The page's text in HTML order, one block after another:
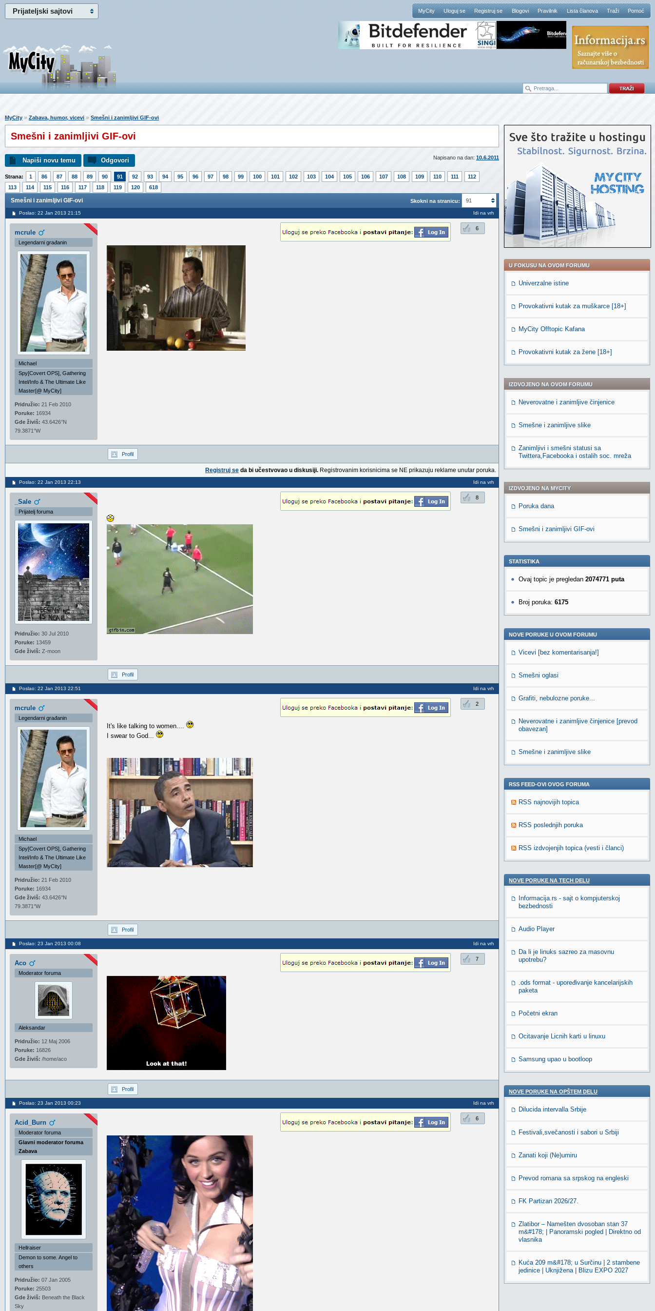
Prijateljski sajtovi MyCity Uloguj se Registruj se Blogovi Pravilnik Lista članova Traži Pomoć
MyCity » Zabava, humor, vicevi » Smešni i zanimljivi GIF-ovi
Smešni i zanimljivi GIF-ovi
Napisano na dan: 10.6.2011
Napiši novu temu Odgovori
Strana: 1 86 87 88 89 90 91 92 93 94 95 96 97 98 99 100 101 102 103 104 105 106 107 108 109 110 111
112
113
114 115 116 117 118 119 120 618
Skokni na stranicu: 91
Smešni i zanimljivi GIF-ovi
Poslao: 22 Jan 2013 21:15 Idi na vrh
mcrule
Legendarni građanin
Michael
Spy[Covert OPS], Gathering
Intel/Info & The Ultimate Like
Master[@ MyCity]
Pridružio: 21 Feb 2010
Poruke: 16934
Gde živiš: 43.6426°N
79.3871°W
6
Profil
Registruj se da bi učestvovao u diskusiji. Registrovanim korisnicima se NE prikazuju reklame unutar poruka.
Poslao: 22 Jan 2013 22:13 Idi na vrh
_Sale
Prijatelj foruma
Pridružio: 30 Jul 2010
Poruke: 13459
Gde živiš: Z-moon
8
Profil
Poslao: 22 Jan 2013 22:51 Idi na vrh
mcrule
Legendarni građanin
Michael
Spy[Covert OPS], Gathering
Intel/Info & The Ultimate Like
Master[@ MyCity]
Pridružio: 21 Feb 2010
Poruke: 16934
Gde živiš: 43.6426°N
79.3871°W
2
It's like talking to women....
I swear to God...
Profil
Poslao: 23 Jan 2013 00:08 Idi na vrh
Aco
Moderator foruma
Aleksandar
Pridružio: 12 Maj 2006
Poruke: 16826
Gde živiš: /home/aco
7
Profil
Poslao: 23 Jan 2013 00:23 Idi na vrh
Acid_Burn
Moderator foruma
Glavni moderator foruma
Zabava
Hellraiser
Demon to some. Angel to
others
Pridružio: 07 Jan 2005
Poruke: 25503
Gde živiš: Beneath the Black
Sky
6
U FOKUSU NA OVOM FORUMU
Univerzalne istine
Provokativni kutak za muškarce [18+]
MyCity Offtopic Kafana
Provokativni kutak za žene [18+]
IZDVOJENO NA OVOM FORUMU
Neverovatne i zanimljive činjenice
Smešne i zanimljive slike
Zanimljivi i smešni statusi sa
Twittera,Facebooka i ostalih soc. mreža
IZDVOJENO NA MYCITY
Poruka dana
Smešni i zanimljivi GIF-ovi
STATISTIKA
Ovaj topic je pregledan 2074771 puta
Broj poruka: 6175
NOVE PORUKE U OVOM FORUMU
Vicevi [bez komentarisanja!]
Smešni oglasi
Grafiti, nebulozne poruke...
Neverovatne i zanimljive činjenice [prevod
obavezan]
Smešne i zanimljive slike
RSS FEED-OVI OVOG FORUMA
RSS najnovijih topica
RSS poslednjih poruka
RSS izdvojenjih topica (vesti i članci)
NOVE PORUKE NA TECH DELU
Informacija.rs - sajt o kompjuterskoj
bezbednosti
Audio Player
Da li je linuks sazreo za masovnu
upotrebu?
.ods format - upoređivanje kancelarijskih
paketa
Početni ekran
Ocitavanje Licnih karti u linuxu
Samsung upao u bootloop
NOVE PORUKE NA OPŠTEM DELU
Dilucida intervalla Srbije
Festivali,svečanosti i sabori u Srbiji
Zanati koji (Ne)umiru
Prevod romana sa srpskog na engleski
FK Partizan 2026/27.
Zlatibor – Namešten dvosoban stan 37
m&#178; | Panoramski pogled | Direktno od
vlasnika
Kuća 209 m&#178; u Surčinu | 2 stambene
jedinice | Uknjižena | Blizu EXPO 2027